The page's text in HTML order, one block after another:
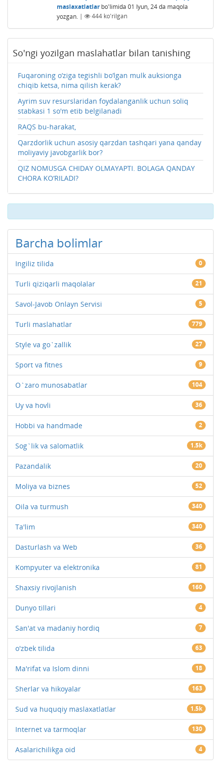
maslaxatlatlarbo'limida 01 Iyun, 24 da maqola
yozgan. | 444ko'rilgan
So'ngi yozilgan maslahatlar bilan tanishing
Fuqaroning o‘ziga tegishli bo‘lgan mulk auksionga
chiqib ketsa, nima qilish kerak?
Ayrim suv resurslaridan foydalanganlik uchun soliq
stabkasi 1 so'm etib belgilanadi
RAQS bu-harakat,
Qarzdorlik uchun asosiy qarzdan tashqari yana qanday
moliyaviy javobgarlik bor?
QIZ NOMUSGA CHIDAY OLMAYAPTI. BOLAGA QANDAY
CHORA KO‘RILADI?
Barcha bolimlar
Ingiliz tilida 0
Turli qiziqarli maqolalar 21
Savol-Javob Onlayn Servisi 5
Turli maslahatlar 779
Style va go`zallik 27
Sport va fitnes 9
O`zaro munosabatlar 104
Uy va hovli 36
Hobbi va handmade 2
Sog`lik va salomatlik 1.5k
Pazandalik 20
Moliya va biznes 52
Oila va turmush 340
Ta'lim 340
Dasturlash va Web 36
Kompyuter va elektronika 81
Shaxsiy rivojlanish 160
Dunyo tillari 4
San'at va madaniy hordiq 7
o'zbek tilida 63
Ma'rifat va Islom dinni 18
Sherlar va hikoyalar 163
Sud va huquqiy maslaxatlatlar 1.5k
Internet va tarmoqlar 130
Asalarichilikga oid 4